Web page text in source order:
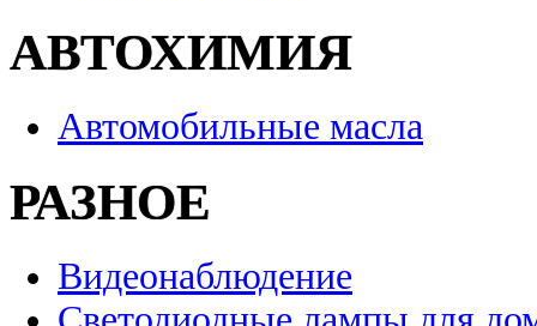
АВТОХИМИЯ
Автомобильные масла
РАЗНОЕ
Видеонаблюдение